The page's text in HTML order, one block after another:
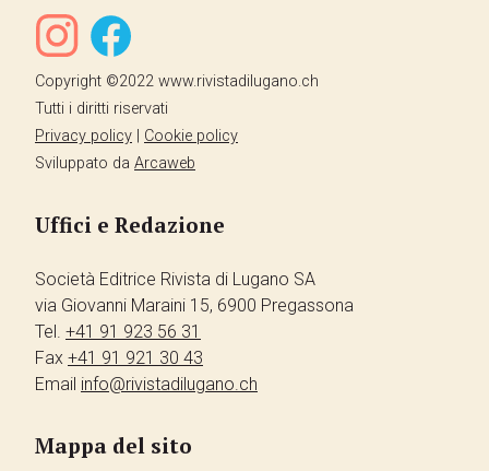
Copyright ©2022 www.rivistadilugano.ch
Tutti i diritti riservati
Privacy policy
Cookie policy
Sviluppato da Arcaweb
Uffici e Redazione
Società Editrice Rivista di Lugano SA
via Giovanni Maraini 15, 6900 Pregassona
Tel. +41 91 923 56 31
Fax +41 91 921 30 43
Email info@rivistadilugano.ch
Mappa del sito